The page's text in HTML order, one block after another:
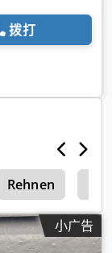
拨打
Rehnen
小广告